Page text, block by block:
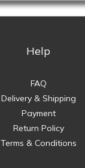
Help
FAQ
Delivery & Shipping
Payment
Return Policy
Terms & Conditions